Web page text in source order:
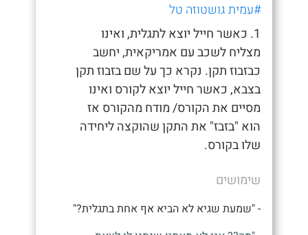
#עמית גושטוזה טל
1. כאשר חייל יוצא לתגלית, ואינו
מצליח לשכב עם אמריקאית, יחשב
כבזבוז תקן. נקרא כך על שם בזבוז תקן
בצבא, כאשר חייל יוצא לקורס ואינו
מסיים את הקורס/ מודח מהקורס אז
הוא "בזבז" את התקן שהוקצה ליחידה
שלו בקורס.
שימושים
- "שמעת שגיא לא הביא אף אחת בתגלית?"